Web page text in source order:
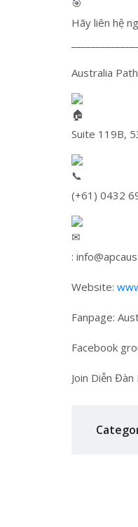
Hãy liên hệ
Australia
Suite 119B,
(+61) 0432
:
Website:
Fanpage:
Facebook
Join Diễn